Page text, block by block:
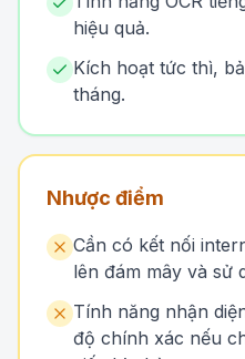
hiệu quả.
Kích hoạt tức thì,
tháng.
Nhược điểm
Cần có kết nối
lên đám mây và sử
Tính năng nhận
độ chính xác nếu